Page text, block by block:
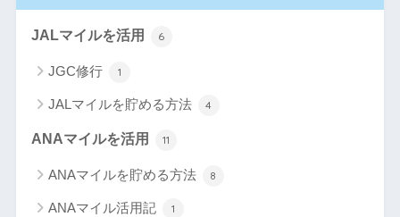
JALマイルを活用 6
JGC修行 1
JALマイルを貯める方法 4
ANAマイルを活用 11
ANAマイルを貯める方法 8
ANAマイル活用記 1